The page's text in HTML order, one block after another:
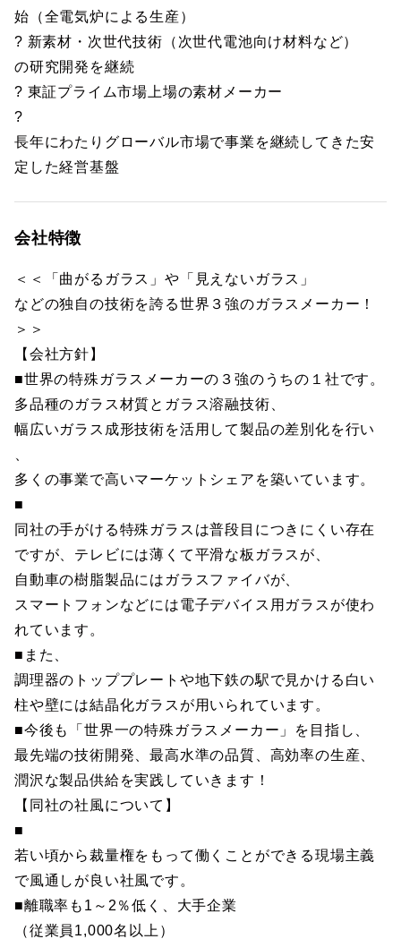
始（全電気炉による生産）
? 新素材・次世代技術（次世代電池向け材料など）
の研究開発を継続
? 東証プライム市場上場の素材メーカー
?
長年にわたりグローバル市場で事業を継続してきた安
定した経営基盤
会社特徴
＜＜「曲がるガラス」や「見えないガラス」
などの独自の技術を誇る世界３強のガラスメーカー！
＞＞
【会社方針】
■世界の特殊ガラスメーカーの３強のうちの１社です。
多品種のガラス材質とガラス溶融技術、
幅広いガラス成形技術を活用して製品の差別化を行い
多くの事業で高いマーケットシェアを築いています。
■
同社の手がける特殊ガラスは普段目につきにくい存在
ですが、テレビには薄くて平滑な板ガラスが、
自動車の樹脂製品にはガラスファイバが、
スマートフォンなどには電子デバイス用ガラスが使わ
れています。
■また、
調理器のトッププレートや地下鉄の駅で見かける白い
柱や壁には結晶化ガラスが用いられています。
■今後も「世界一の特殊ガラスメーカー」を目指し、
最先端の技術開発、最高水準の品質、高効率の生産、
潤沢な製品供給を実践していきます！
【同社の社風について】
■
若い頃から裁量権をもって働くことができる現場主義
で風通しが良い社風です。
■離職率も1～2％低く、大手企業
（従業員1,000名以上）